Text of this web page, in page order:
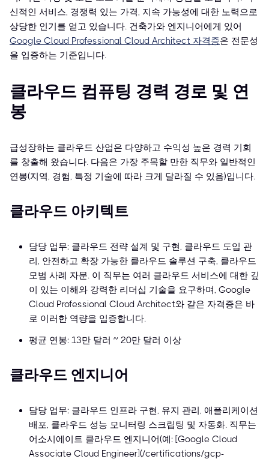
신적인 서비스, 경쟁력 있는 가격, 지속 가능성에 대한 노력으로
상당한 인기를 얻고 있습니다. 건축가와 엔지니어에게 있어
Google Cloud Professional Cloud Architect 자격증은 전문성
을 입증하는 기준입니다.
클라우드 컴퓨팅 경력 경로 및 연
봉
급성장하는 클라우드 산업은 다양하고 수익성 높은 경력 기회
를 창출해 왔습니다. 다음은 가장 주목할 만한 직무와 일반적인
연봉(지역, 경험, 특정 기술에 따라 크게 달라질 수 있음)입니다.
클라우드 아키텍트
담당 업무: 클라우드 전략 설계 및 구현, 클라우드 도입 관
리, 안전하고 확장 가능한 클라우드 솔루션 구축, 클라우드
모범 사례 자문. 이 직무는 여러 클라우드 서비스에 대한 깊
이 있는 이해와 강력한 리더십 기술을 요구하며, Google
Cloud Professional Cloud Architect와 같은 자격증은 바
로 이러한 역량을 입증합니다.
평균 연봉: 13만 달러 ~ 20만 달러 이상
클라우드 엔지니어
담당 업무: 클라우드 인프라 구현, 유지 관리, 애플리케이션
배포, 클라우드 성능 모니터링 스크립팅 및 자동화. 직무는
어소시에이트 클라우드 엔지니어(예: [Google Cloud
Associate Cloud Engineer](/certifications/gcp-